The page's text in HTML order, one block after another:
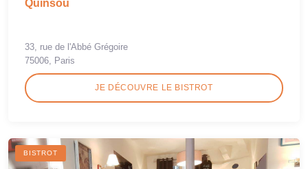
Quinsou
33, rue de l'Abbé Grégoire
75006, Paris
JE DÉCOUVRE LE BISTROT
BISTROT